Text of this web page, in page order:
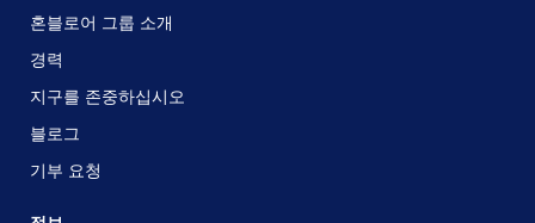
혼블로어 그룹 소개
경력
지구를 존중하십시오
블로그
기부 요청